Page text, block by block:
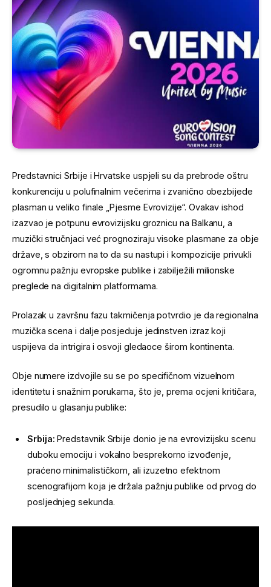
Predstavnici Srbije i Hrvatske uspjeli su da prebrode oštru
konkurenciju u polufinalnim večerima i zvanično obezbijede
plasman u veliko finale „Pjesme Evrovizije“. Ovakav ishod
izazvao je potpunu evrovizijsku groznicu na Balkanu, a
muzički stručnjaci već prognoziraju visoke plasmane za obje
države, s obzirom na to da su nastupi i kompozicije privukli
ogromnu pažnju evropske publike i zabilježili milionske
preglede na digitalnim platformama.
Prolazak u završnu fazu takmičenja potvrdio je da regionalna
muzička scena i dalje posjeduje jedinstven izraz koji
uspijeva da intrigira i osvoji gledaoce širom kontinenta.
Obje numere izdvojile su se po specifičnom vizuelnom
identitetu i snažnim porukama, što je, prema ocjeni kritičara,
presudilo u glasanju publike:
Srbija: Predstavnik Srbije donio je na evrovizijsku scenu
duboku emociju i vokalno besprekorno izvođenje,
praćeno minimalističkom, ali izuzetno efektnom
scenografijom koja je držala pažnju publike od prvog do
posljednjeg sekunda.